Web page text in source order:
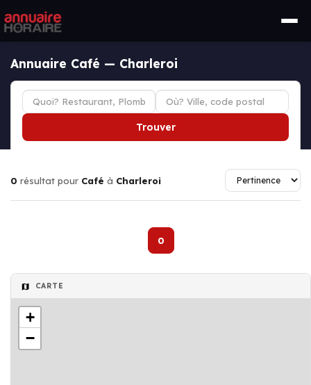
Annuaire Café — Charleroi
Trouver
0 résultat pour Café à Charleroi
0
CARTE
+
−